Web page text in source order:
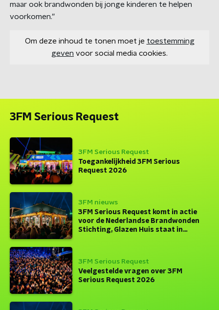
maar ook brandwonden bij jonge kinderen te helpen
voorkomen.”
Om deze inhoud te tonen moet je toestemming
geven voor social media cookies.
3FM Serious Request
3FM Serious Request
Toegankelijkheid 3FM Serious
Request 2026
3FM nieuws
3FM Serious Request komt in actie
voor de Nederlandse Brandwonden
Stichting, Glazen Huis staat in
3FM Serious Request
Veelgestelde vragen over 3FM
Serious Request 2026